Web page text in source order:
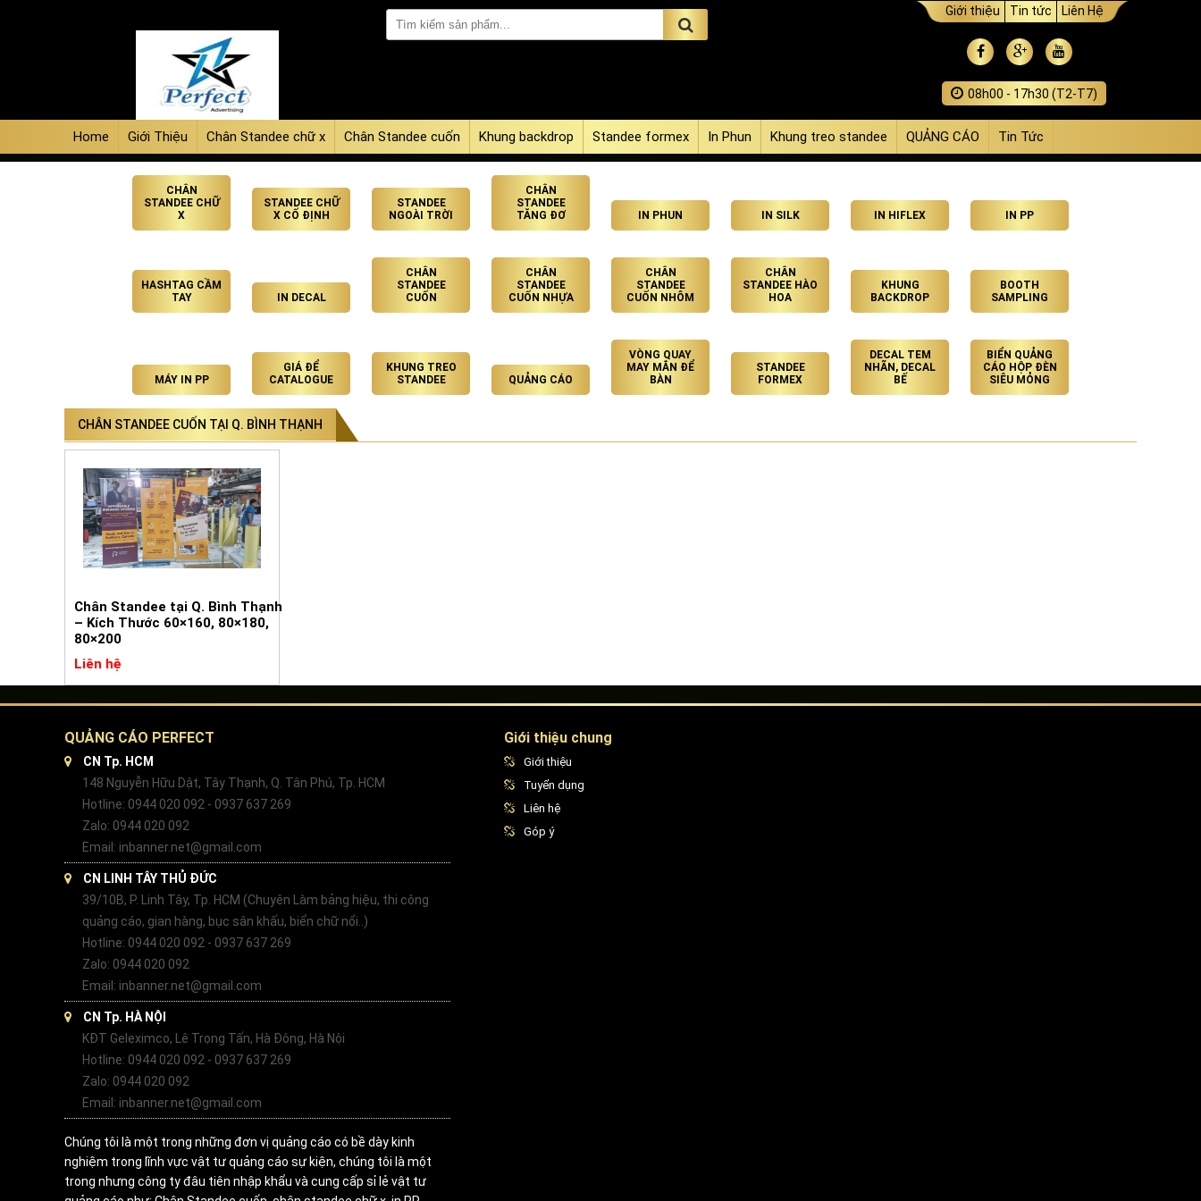
Giới thiệu Tin tức Liên Hệ
08h00 - 17h30 (T2-T7)
Home Giới Thiệu Chân Standee chữ x Chân Standee cuốn Khung backdrop Standee formex In Phun Khung treo standee QUẢNG CÁO Tin Tức
CHÂN
STANDEE CHỮ
X
STANDEE CHỮ
X CỐ ĐỊNH
STANDEE
NGOÀI TRỜI
CHÂN
STANDEE
TĂNG ĐƠ
IN PHUN IN SILK IN HIFLEX IN PP
HASHTAG CẦM
TAY
IN DECAL
CHÂN
STANDEE
CUỐN
CHÂN
STANDEE
CUỐN NHỰA
CHÂN
STANDEE
CUỐN NHÔM
CHÂN
STANDEE HÀO
HOA
KHUNG
BACKDROP
BOOTH
SAMPLING
MÁY IN PP
GIÁ ĐỂ
CATALOGUE
KHUNG TREO
STANDEE
QUẢNG CÁO
VÒNG QUAY
MAY MẮN ĐỂ
BÀN
STANDEE
FORMEX
DECAL TEM
NHÃN, DECAL
BẾ
BIỂN QUẢNG
CÁO HỘP ĐÈN
SIÊU MỎNG
CHÂN STANDEE CUỐN TẠI Q. BÌNH THẠNH
Chân Standee tại Q. Bình Thạnh
– Kích Thước 60×160, 80×180,
80×200
Liên hệ
QUẢNG CÁO PERFECT
CN Tp. HCM
148 Nguyễn Hữu Dật, Tây Thạnh, Q. Tân Phú, Tp. HCM
Hotline: 0944 020 092 - 0937 637 269
Zalo: 0944 020 092
Email: inbanner.net@gmail.com
CN LINH TÂY THỦ ĐỨC
39/10B, P. Linh Tây, Tp. HCM (Chuyên Làm bảng hiệu, thi công
quảng cáo, gian hàng, bục sân khấu, biển chữ nổi..)
Hotline: 0944 020 092 - 0937 637 269
Zalo: 0944 020 092
Email: inbanner.net@gmail.com
CN Tp. HÀ NỘI
KĐT Geleximco, Lê Trọng Tấn, Hà Đông, Hà Nội
Hotline: 0944 020 092 - 0937 637 269
Zalo: 0944 020 092
Email: inbanner.net@gmail.com
Chúng tôi là một trong những đơn vị quảng cáo có bề dày kinh
nghiệm trong lĩnh vực vật tư quảng cáo sự kiện, chúng tôi là một
trong nhưng công ty đâu tiên nhập khẩu và cung cấp sỉ lẻ vật tư
Giới thiệu chung
Giới thiệu
Tuyển dụng
Liên hệ
Góp ý